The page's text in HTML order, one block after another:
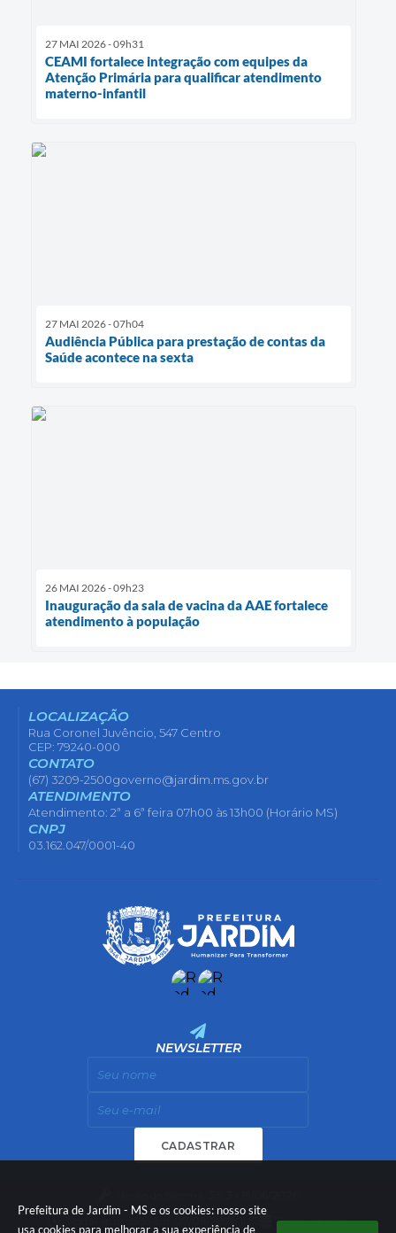
Prefeitura de Jardim - MS e os cookies: nosso site
usa cookies para melhorar a sua experiência de
27 MAI 2026 - 09h31
CEAMI fortalece integração com equipes da
Atenção Primária para qualificar atendimento
materno-infantil
27 MAI 2026 - 07h04
Audiência Pública para prestação de contas da
Saúde acontece na sexta
26 MAI 2026 - 09h23
Inauguração da sala de vacina da AAE fortalece
atendimento à população
LOCALIZAÇÃO
Rua Coronel Juvêncio, 547 Centro
CEP: 79240-000
CONTATO
(67) 3209-2500governo@jardim.ms.gov.br
ATENDIMENTO
Atendimento: 2ª a 6ª feira 07h00 às 13h00 (Horário MS)
CNPJ
03.162.047/0001-40
NEWSLETTER
CADASTRAR
Dados Abertos